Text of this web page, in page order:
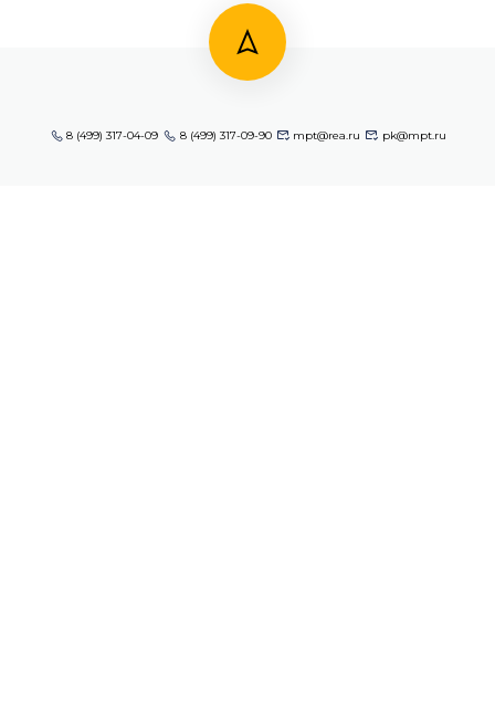
8 (499) 317-04-09 8 (499) 317-09-90 mpt@rea.ru pk@mpt.ru